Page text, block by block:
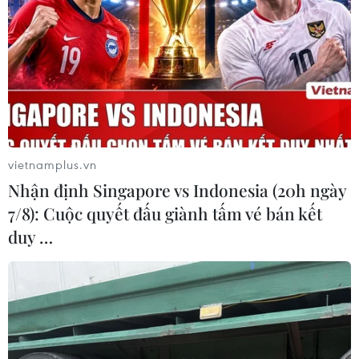
23/07/2026 06:46
Mỹ phát triển siêu vũ khí
laser năng lượng cao chống UAV
21/07/2026 15:48
Adobe bổ sung tính năng mới hỗ trợ
AI cho camera
20/07/2026 22:57
Samsung ra mắt Galaxy Z Fold 8 và
kính AI, tăng tốc cuộc đua thiết bị
vietnamplus.vn
Nhận định Singapore vs Indonesia (20h ngày
7/8): Cuộc quyết đấu giành tấm vé bán kết
duy …